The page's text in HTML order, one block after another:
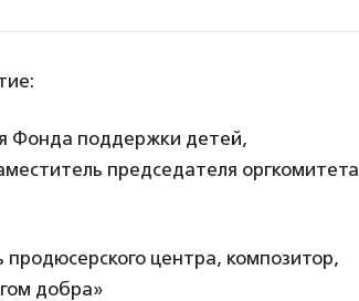
Фонда поддержки детей,
председателя оргкомитета
центра, композитор,
добра»